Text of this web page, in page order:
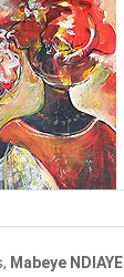
Mabeye NDIAYE